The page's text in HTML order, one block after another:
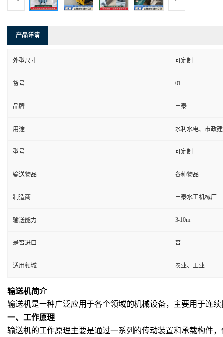
产品详请
外型尺寸 可定制
货号 01
品牌 丰泰
用途 水利水电、市政
型号 可定制
输送物品 各种物品
制造商 丰泰水工机械厂
输送能力 3-10m
是否进口 否
适用领域 农业、工业
输送机简介
输送机是一种广泛应用于各个领域的机械设备，主要用于连
一、 工作原理
输送机的工作原理主要是通过一系列的传动装置和承载构件